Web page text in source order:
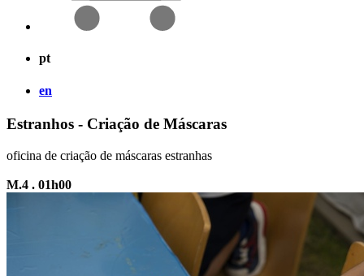
pt
en
Estranhos - Criação de Máscaras
oficina de criação de máscaras estranhas
M.4 . 01h00